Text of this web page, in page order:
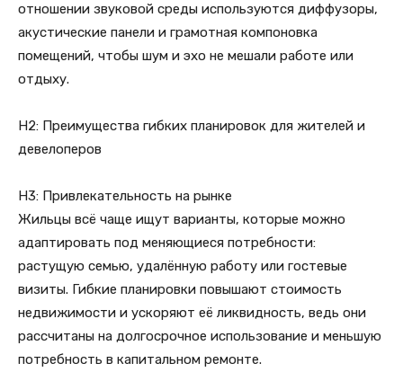
отношении звуковой среды используются диффузоры,
акустические панели и грамотная компоновка
помещений, чтобы шум и эхо не мешали работе или
отдыху.
H2: Преимущества гибких планировок для жителей и
девелоперов
H3: Привлекательность на рынке
Жильцы всё чаще ищут варианты, которые можно
адаптировать под меняющиеся потребности:
растущую семью, удалённую работу или гостевые
визиты. Гибкие планировки повышают стоимость
недвижимости и ускоряют её ликвидность, ведь они
рассчитаны на долгосрочное использование и меньшую
потребность в капитальном ремонте.